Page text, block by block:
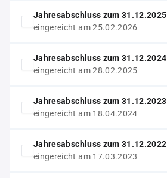
Jahresabschluss zum 31.12.2025
eingereicht am 25.02.2026
Jahresabschluss zum 31.12.2024
eingereicht am 28.02.2025
Jahresabschluss zum 31.12.2023
eingereicht am 18.04.2024
Jahresabschluss zum 31.12.2022
eingereicht am 17.03.2023